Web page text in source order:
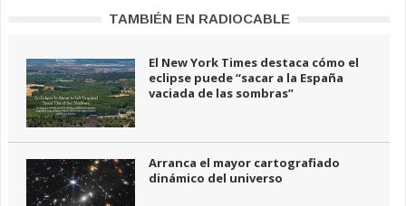
TAMBIÉN EN RADIOCABLE
El New York Times destaca cómo el
eclipse puede “sacar a la España
vaciada de las sombras”
Arranca el mayor cartografiado
dinámico del universo